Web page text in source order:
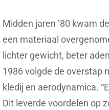
Midden jaren ’80 kwam
een materiaal
lichter gewicht, beter
1986 volgde de overstap
kledij en aerodynamica.
Dit leverde voordelen op